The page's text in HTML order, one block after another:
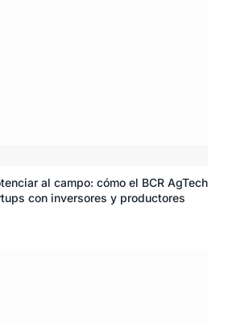
al campo: cómo el BCR AgTech
con inversores y productores